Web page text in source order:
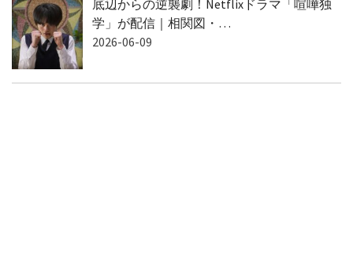
底辺からの逆襲劇！Netflixドラマ「喧嘩独
学」が配信｜相関図・…
2026-06-09